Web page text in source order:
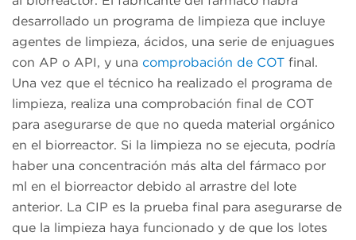
desarrollado un programa de limpieza que incluye
agentes de limpieza, ácidos, una serie de enjuagues
con AP o API, y una comprobación de COT final.
Una vez que el técnico ha realizado el programa de
limpieza, realiza una comprobación final de COT
para asegurarse de que no queda material orgánico
en el biorreactor. Si la limpieza no se ejecuta, podría
haber una concentración más alta del fármaco por
ml en el biorreactor debido al arrastre del lote
anterior. La CIP es la prueba final para asegurarse de
que la limpieza haya funcionado y de que los lotes